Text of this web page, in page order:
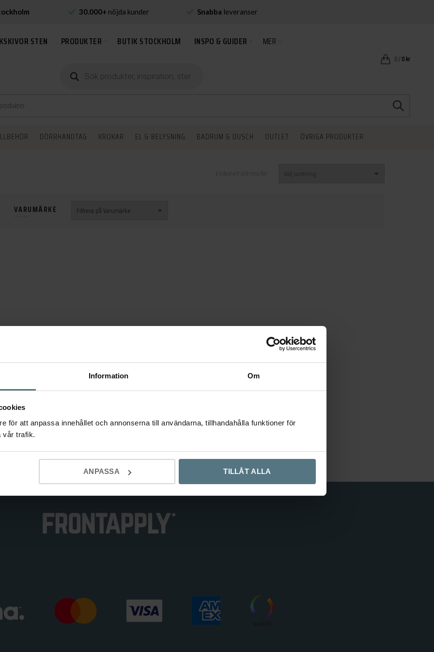
Information Om
för att anpassa innehållet och annonserna till användarna, tillhandahålla funktioner för
vår trafik.
ANPASSA TILLÅT ALLA
STEN PRODUKTER BUTIK STOCKHOLM INSPO & GUIDER MER
0/0kr
DÖRRHANDTAG KROKAR EL & BELYSNING BADRUM & DUSCH OUTLET ÖVRIGA PRODUKTER
VARUMÄRKE
30.000+ nöjda kunder Snabba leveranser